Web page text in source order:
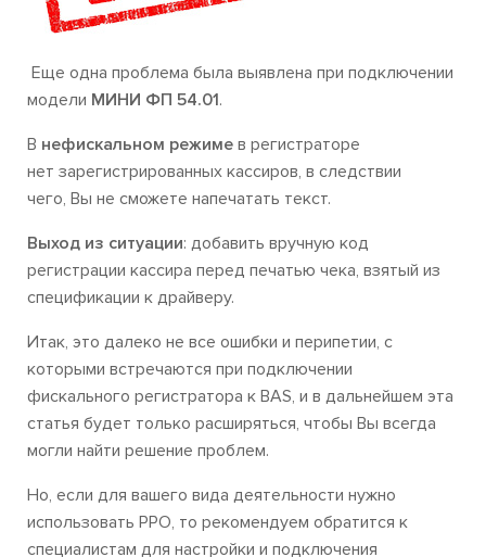
Еще одна проблема была выявлена при подключении
модели МИНИ ФП 54.01.
В нефискальном режиме в регистраторе
нет зарегистрированных кассиров, в следствии
чего, Вы не сможете напечатать текст.
Выход из ситуации: добавить вручную код
регистрации кассира перед печатью чека, взятый из
спецификации к драйверу.
Итак, это далеко не все ошибки и перипетии, с
которыми встречаются при подключении
фискального регистратора к BAS, и в дальнейшем эта
статья будет только расширяться, чтобы Вы всегда
могли найти решение проблем.
Но, если для вашего вида деятельности нужно
использовать РРО, то рекомендуем обратится к
специалистам для настройки и подключения